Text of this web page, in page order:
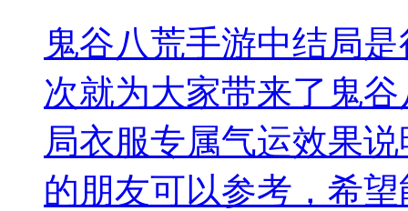
鬼谷八荒手游中结局
次就为大家带来了鬼
局衣服专属气运效果
的朋友可以参考，希